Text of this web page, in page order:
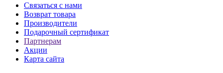
Связаться с нами
Возврат товара
Производители
Подарочный сертификат
Партнерам
Акции
Карта сайта